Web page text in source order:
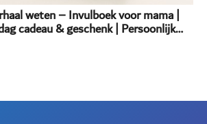
weten – Invulboek voor mama |
cadeau & geschenk | Persoonlijk